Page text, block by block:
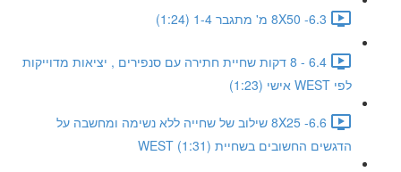
6.3- 8X50 מ' מתגבר 1-4 (1:24)
6.4 - 8 דקות שחיית חתירה עם סנפירים , יציאות מדוייקות
לפי WEST אישי (1:23)
6.6- 8X25 שילוב של שחייה ללא נשימה ומחשבה על
הדגשים החשובים בשחיית WEST (1:31)